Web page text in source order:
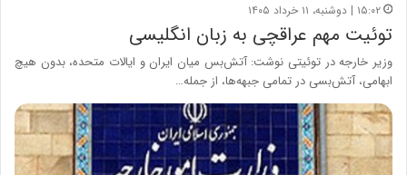
۱۵:۰۲ | دوشنبه، ۱۱ خرداد ۱۴۰۵
توئیت مهم عراقچی به زبان انگلیسی
وزیر خارجه در توئیتی نوشت: آتش‌بس میان ایران و ایالات متحده، بدون هیچ
ابهامی، آتش‌بسی در تمامی جبهه‌ها، از جمله…